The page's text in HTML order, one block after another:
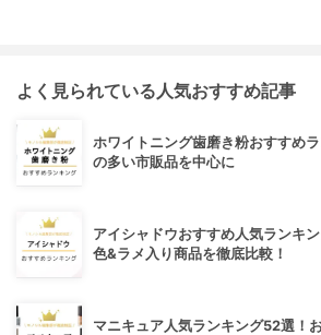
よく見られている人気おすすめ記事
ホワイトニング歯磨き粉おすすめ
の多い市販品を中心に
アイシャドウおすすめ人気ランキ
色&ラメ入り商品を徹底比較！
マニキュア人気ランキング52選！